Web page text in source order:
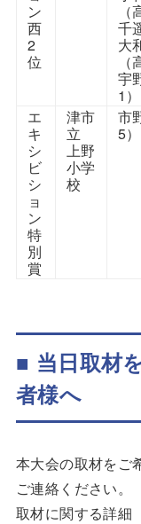
ン
西
2
位
千
大
（
宇
1）
エ
キ
シ
ビ
シ
ョ
ン
特
別
賞
津市
立
上野
小学
校
市
5）
■ 当日取材
者様へ
本大会の取材をご
ご連絡ください。
取材に関する詳細